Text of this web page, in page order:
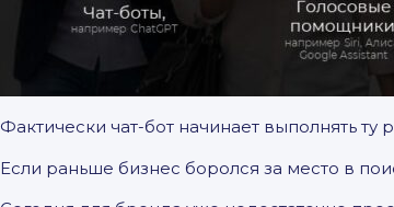
Фактически чат-бот начинает выполнять
Если раньше бизнес боролся за место в